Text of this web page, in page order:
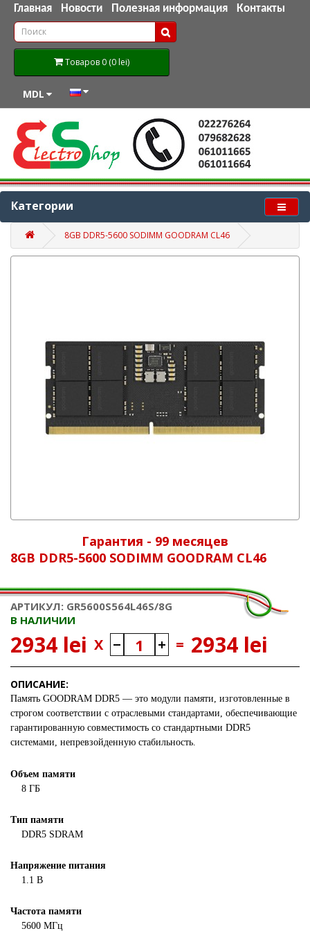
Главная Новости Полезная информация Контакты
Товаров 0 (0 lei)
MDL
Категории
8GB DDR5-5600 SODIMM GOODRAM CL46
Гарантия - 99 месяцев
8GB DDR5-5600 SODIMM GOODRAM CL46
АРТИКУЛ: GR5600S564L46S/8G
В НАЛИЧИИ
2934 lei X = 2934 lei
ОПИСАНИЕ:
Память GOODRAM DDR5 — это модули памяти, изготовленные в
строгом соответствии с отраслевыми стандартами, обеспечивающие
гарантированную совместимость со стандартными DDR5
системами, непревзойденную стабильность.
Объем памяти
8 ГБ
Тип памяти
DDR5 SDRAM
Напряжение питания
1.1 В
Частота памяти
5600 МГц